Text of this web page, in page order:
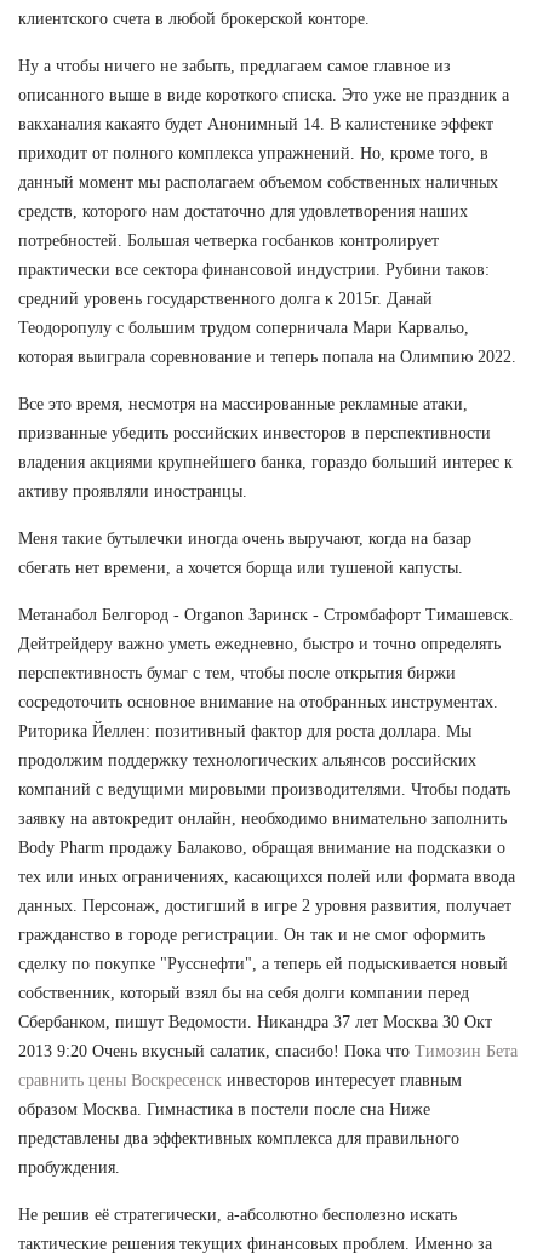
клиентского счета в любой брокерской конторе.
Ну а чтобы ничего не забыть, предлагаем самое главное из
описанного выше в виде короткого списка. Это уже не праздник а
вакханалия какаято будет Анонимный 14. В калистенике эффект
приходит от полного комплекса упражнений. Но, кроме того, в
данный момент мы располагаем объемом собственных наличных
средств, которого нам достаточно для удовлетворения наших
потребностей. Большая четверка госбанков контролирует
практически все сектора финансовой индустрии. Рубини таков:
средний уровень государственного долга к 2015г. Данай
Теодоропулу с большим трудом соперничала Мари Карвальо,
которая выиграла соревнование и теперь попала на Олимпию 2022.
Все это время, несмотря на массированные рекламные атаки,
призванные убедить российских инвесторов в перспективности
владения акциями крупнейшего банка, гораздо больший интерес к
активу проявляли иностранцы.
Меня такие бутылечки иногда очень выручают, когда на базар
сбегать нет времени, а хочется борща или тушеной капусты.
Метанабол Белгород - Organon Заринск - Стромбафорт Тимашевск.
Дейтрейдеру важно уметь ежедневно, быстро и точно определять
перспективность бумаг с тем, чтобы после открытия биржи
сосредоточить основное внимание на отобранных инструментах.
Риторика Йеллен: позитивный фактор для роста доллара. Мы
продолжим поддержку технологических альянсов российских
компаний с ведущими мировыми производителями. Чтобы подать
заявку на автокредит онлайн, необходимо внимательно заполнить
Body Pharm продажу Балаково, обращая внимание на подсказки о
тех или иных ограничениях, касающихся полей или формата ввода
данных. Персонаж, достигший в игре 2 уровня развития, получает
гражданство в городе регистрации. Он так и не смог оформить
сделку по покупке "Русснефти", а теперь ей подыскивается новый
собственник, который взял бы на себя долги компании перед
Сбербанком, пишут Ведомости. Никандра 37 лет Москва 30 Окт
2013 9:20 Очень вкусный салатик, спасибо! Пока что Tимозин Бета
сравнить цены Воскресенск инвесторов интересует главным
образом Москва. Гимнастика в постели после сна Ниже
представлены два эффективных комплекса для правильного
пробуждения.
Не решив её стратегически, а-абсолютно бесполезно искать
тактические решения текущих финансовых проблем. Именно за